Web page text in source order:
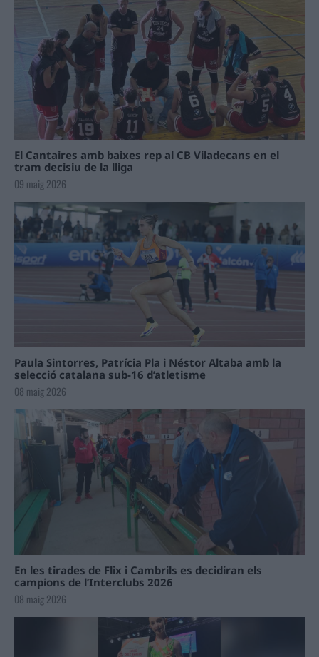
El Cantaires amb baixes rep al CB Viladecans en el
tram decisiu de la lliga
09 maig 2026
Paula Sintorres, Patrícia Pla i Néstor Altaba amb la
selecció catalana sub-16 d’atletisme
08 maig 2026
En les tirades de Flix i Cambrils es decidiran els
campions de l’Interclubs 2026
08 maig 2026